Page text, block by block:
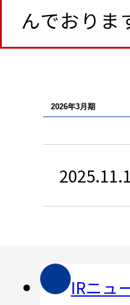
んでおりま
IRニュ